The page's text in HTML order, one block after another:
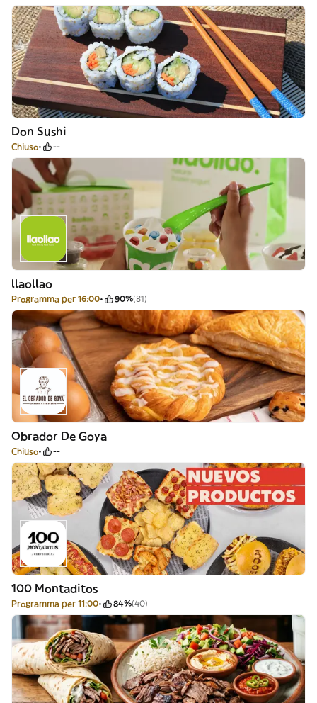
Don Sushi
Chiuso --
llaollao
Programma per 16:00 90%(81)
Obrador De Goya
Chiuso --
100 Montaditos
Programma per 11:00 84%(40)